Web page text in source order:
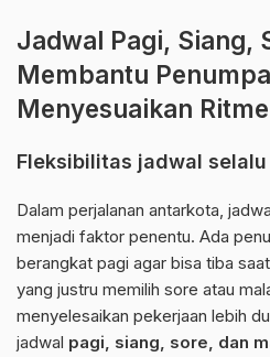
Jadwal Pagi, Siang,
Membantu
Menyesuaikan Ritme
Fleksibilitas jadwal
Dalam perjalanan antarkota,
menjadi faktor penentu. Ada
berangkat pagi agar bisa tiba
yang justru memilih sore atau
menyelesaikan pekerjaan lebih
jadwal pagi, siang, sore, dan